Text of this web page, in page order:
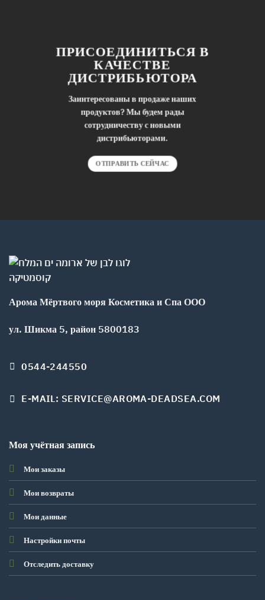
ПРИСОЕДИНИТЬСЯ В
КАЧЕСТВЕ
ДИСТРИБЬЮТОРА
Заинтересованы в продаже наших
продуктов? Мы будем рады
сотрудничеству с новыми
дистрибьюторами.
ОТПРАВИТЬ СЕЙЧАС
Арома Мёртвого моря Косметика и Спа ООО
ул. Шикма 5, район 5800183
0544-244550
E-MAIL: SERVICE@AROMA-DEADSEA.COM
Моя учётная запись
Мои заказы
Мои возвраты
Мои данные
Настройки почты
Отследить доставку